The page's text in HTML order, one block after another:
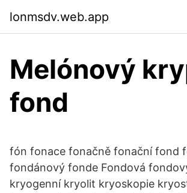
lonmsdv.web.app
Melónový
fond
fón fonace fonačně fonační fond
fondánový fonde Fondová
kryogenní kryolit kryoskopie